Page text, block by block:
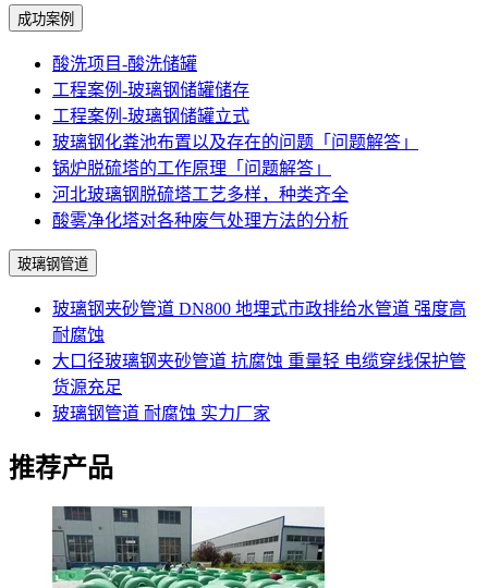
成功案例
酸洗项目-酸洗储罐
工程案例-玻璃钢储罐储存
工程案例-玻璃钢储罐立式
玻璃钢化粪池布置以及存在的问题「问题解答」
锅炉脱硫塔的工作原理「问题解答」
河北玻璃钢脱硫塔工艺多样，种类齐全
酸雾净化塔对各种废气处理方法的分析
玻璃钢管道
玻璃钢夹砂管道 DN800 地埋式市政排给水管道 强度高
耐腐蚀
大口径玻璃钢夹砂管道 抗腐蚀 重量轻 电缆穿线保护管
货源充足
玻璃钢管道 耐腐蚀 实力厂家
推荐产品